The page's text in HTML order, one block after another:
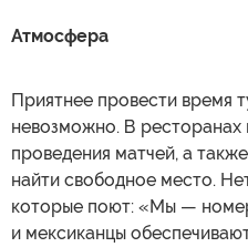
Атмосфера
Приятнее провести время
невозможно. В ресторанах
проведения матчей, а
найти свободное место.
которые поют: «Мы —
и мексиканцы